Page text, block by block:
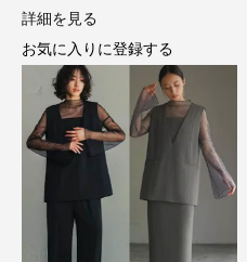
詳細を見る
お気に入りに登録する